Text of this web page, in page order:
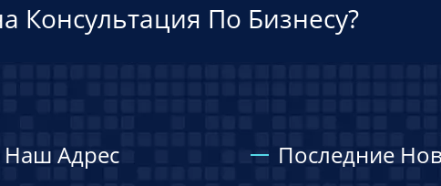
Консультация По Бизнесу?
Наш Адрес Последние